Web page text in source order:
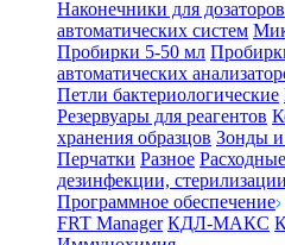
Наконечники для дозаторов
автоматических систем
Пробирки 5-50 мл
автоматических
Петли бактериологические
Резервуары для реагентов
хранения образцов Зонды и
Перчатки Разное
дезинфекции,
Программное обеспечение
FRT Manager КДЛ-МАКС